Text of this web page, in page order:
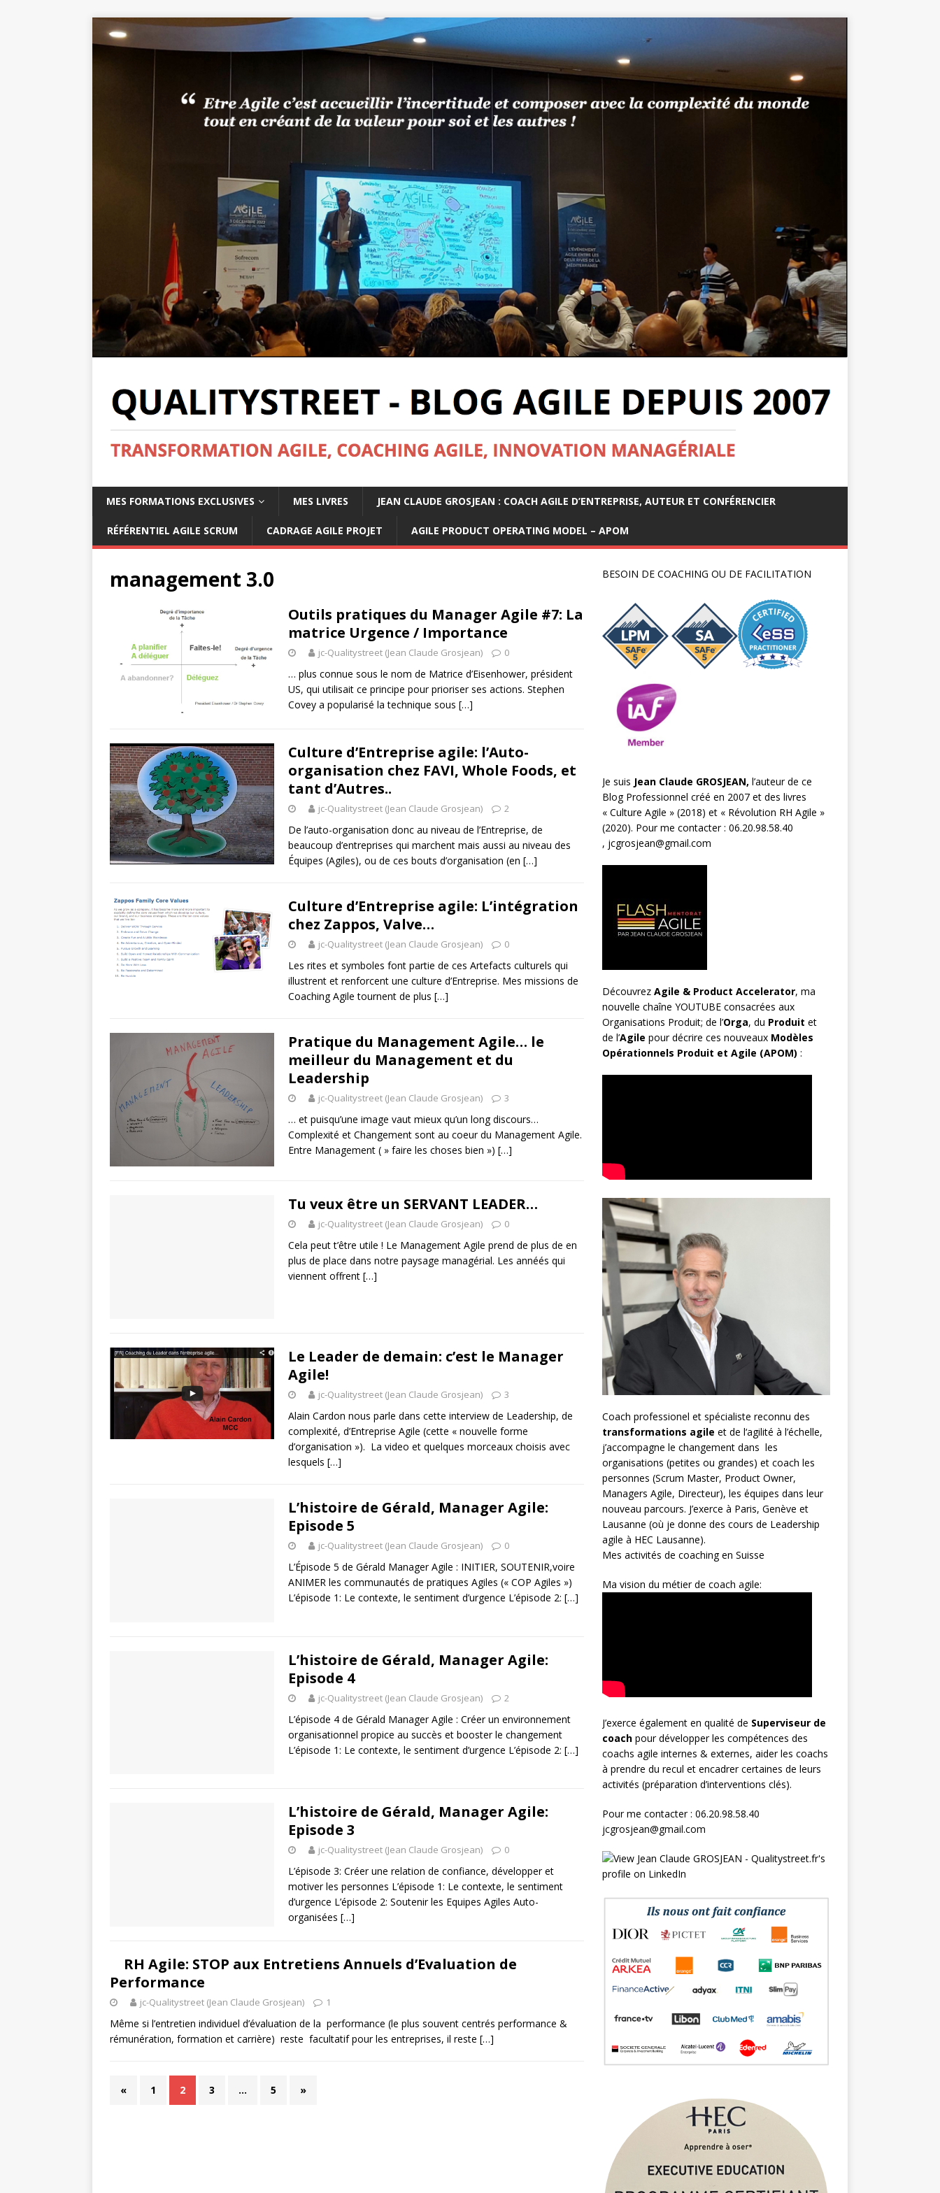
MES FORMATIONS EXCLUSIVES MES LIVRES JEAN CLAUDE GROSJEAN : COACH AGILE D’ENTREPRISE, AUTEUR ET CONFÉRENCIER
RÉFÉRENTIEL AGILE SCRUM CADRAGE AGILE PROJET AGILE PRODUCT OPERATING MODEL – APOM
management 3.0
Outils pratiques du Manager Agile #7: La
matrice Urgence / Importance
jc-Qualitystreet (Jean Claude Grosjean) 0
… plus connue sous le nom de Matrice d’Eisenhower, président
US, qui utilisait ce principe pour prioriser ses actions. Stephen
Covey a popularisé la technique sous […]
Culture d’Entreprise agile: l’Auto-
organisation chez FAVI, Whole Foods, et
tant d’Autres..
jc-Qualitystreet (Jean Claude Grosjean) 2
De l’auto-organisation donc au niveau de l’Entreprise, de
beaucoup d’entreprises qui marchent mais aussi au niveau des
Équipes (Agiles), ou de ces bouts d’organisation (en […]
Culture d’Entreprise agile: L’intégration
chez Zappos, Valve…
jc-Qualitystreet (Jean Claude Grosjean) 0
Les rites et symboles font partie de ces Artefacts culturels qui
illustrent et renforcent une culture d’Entreprise. Mes missions de
Coaching Agile tournent de plus […]
Pratique du Management Agile… le
meilleur du Management et du
Leadership
jc-Qualitystreet (Jean Claude Grosjean) 3
… et puisqu’une image vaut mieux qu’un long discours…
Complexité et Changement sont au coeur du Management Agile.
Entre Management ( » faire les choses bien ») […]
Tu veux être un SERVANT LEADER…
jc-Qualitystreet (Jean Claude Grosjean) 0
Cela peut t’être utile ! Le Management Agile prend de plus de en
plus de place dans notre paysage managérial. Les annéés qui
viennent offrent […]
Le Leader de demain: c’est le Manager
Agile!
jc-Qualitystreet (Jean Claude Grosjean) 3
Alain Cardon nous parle dans cette interview de Leadership, de
complexité, d’Entreprise Agile (cette « nouvelle forme
d’organisation »). La video et quelques morceaux choisis avec
lesquels […]
L’histoire de Gérald, Manager Agile:
Episode 5
jc-Qualitystreet (Jean Claude Grosjean) 0
L’Épisode 5 de Gérald Manager Agile : INITIER, SOUTENIR,voire
ANIMER les communautés de pratiques Agiles (« COP Agiles »)
L’épisode 1: Le contexte, le sentiment d’urgence L’épisode 2: […]
L’histoire de Gérald, Manager Agile:
Episode 4
jc-Qualitystreet (Jean Claude Grosjean) 2
L’épisode 4 de Gérald Manager Agile : Créer un environnement
organisationnel propice au succès et booster le changement
L’épisode 1: Le contexte, le sentiment d’urgence L’épisode 2: […]
L’histoire de Gérald, Manager Agile:
Episode 3
jc-Qualitystreet (Jean Claude Grosjean) 0
L’épisode 3: Créer une relation de confiance, développer et
motiver les personnes L’épisode 1: Le contexte, le sentiment
d’urgence L’épisode 2: Soutenir les Equipes Agiles Auto-
organisées […]
RH Agile: STOP aux Entretiens Annuels d’Evaluation de
Performance
jc-Qualitystreet (Jean Claude Grosjean) 1
Même si l’entretien individuel d’évaluation de la performance (le plus souvent centrés performance &
rémunération, formation et carrière) reste facultatif pour les entreprises, il reste […]
« 1 2 3 … 5 »
BESOIN DE COACHING OU DE FACILITATION
Je suis Jean Claude GROSJEAN, l’auteur de ce
Blog Professionnel créé en 2007 et des livres
« Culture Agile » (2018) et « Révolution RH Agile »
(2020). Pour me contacter : 06.20.98.58.40
, jcgrosjean@gmail.com
Découvrez Agile & Product Accelerator, ma
nouvelle chaîne YOUTUBE consacrées aux
Organisations Produit; de l’Orga, du Produit et
de l’Agile pour décrire ces nouveaux Modèles
Opérationnels Produit et Agile (APOM) :
Coach professionel et spécialiste reconnu des
transformations agile et de l‘agilité à l’échelle,
j’accompagne le changement dans les
organisations (petites ou grandes) et coach les
personnes (Scrum Master, Product Owner,
Managers Agile, Directeur), les équipes dans leur
nouveau parcours. J’exerce à Paris, Genève et
Lausanne (où je donne des cours de Leadership
agile à HEC Lausanne).
Mes activités de coaching en Suisse
Ma vision du métier de coach agile:
J’exerce également en qualité de Superviseur de
coachpour développer les compétences des
coachs agile internes & externes, aider les coachs
à prendre du recul et encadrer certaines de leurs
activités (préparation d’interventions clés).
Pour me contacter : 06.20.98.58.40
jcgrosjean@gmail.com